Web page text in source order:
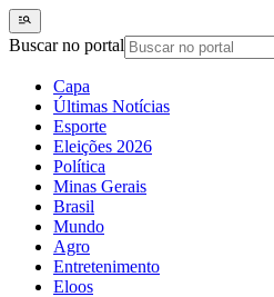
Buscar no portal
Capa
Últimas Notícias
Esporte
Eleições 2026
Política
Minas Gerais
Brasil
Mundo
Agro
Entretenimento
Eloos